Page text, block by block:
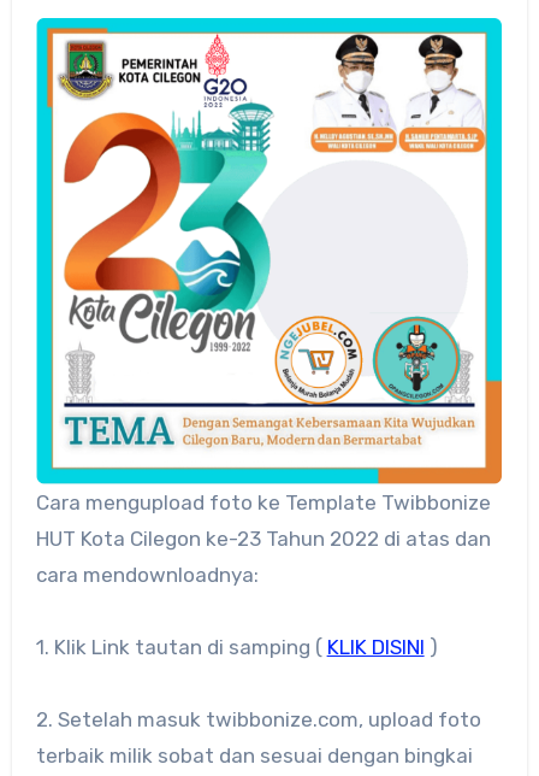
Cara mengupload foto ke Template Twibbonize
HUT Kota Cilegon ke-23 Tahun 2022 di atas dan
cara mendownloadnya:
1. Klik Link tautan di samping ( KLIK DISINI )
2. Setelah masuk twibbonize.com, upload foto
terbaik milik sobat dan sesuai dengan bingkai